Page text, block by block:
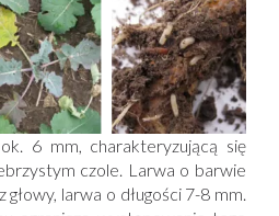
6 mm, charakteryzującą się
czole. Larwa o barwie
głowy, larwa o długości 7-8 mm.